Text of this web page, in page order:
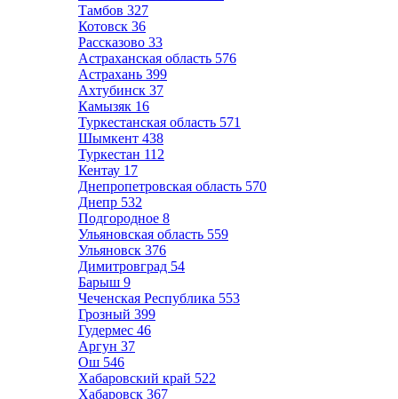
Тамбов 327
Котовск 36
Рассказово 33
Астраханская область 576
Астрахань 399
Ахтубинск 37
Камызяк 16
Туркестанская область 571
Шымкент 438
Туркестан 112
Кентау 17
Днепропетровская область 570
Днепр 532
Подгородное 8
Ульяновская область 559
Ульяновск 376
Димитровград 54
Барыш 9
Чеченская Республика 553
Грозный 399
Гудермес 46
Аргун 37
Ош 546
Хабаровский край 522
Хабаровск 367